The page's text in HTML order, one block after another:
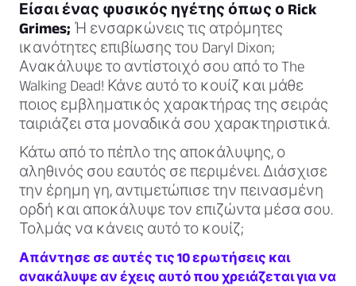
Είσαι ένας φυσικός ηγέτης όπως ο Rick
Grimes; Ή ενσαρκώνεις τις ατρόμητες
ικανότητες επιβίωσης του Daryl Dixon;
Ανακάλυψε το αντίστοιχό σου από το The
Walking Dead! Κάνε αυτό το κουίζ και μάθε
ποιος εμβληματικός χαρακτήρας της σειράς
ταιριάζει στα μοναδικά σου χαρακτηριστικά.
Κάτω από το πέπλο της αποκάλυψης, ο
αληθινός σου εαυτός σε περιμένει. Διάσχισε
την έρημη γη, αντιμετώπισε την πεινασμένη
ορδή και αποκάλυψε τον επιζώντα μέσα σου.
Τολμάς να κάνεις αυτό το κουίζ;
Απάντησε σε αυτές τις 10 ερωτήσεις και
ανακάλυψε αν έχεις αυτό που χρειάζεται για να